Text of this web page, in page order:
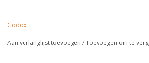
Godox
Aan verlanglijst toevoegen /Toevoegen om te